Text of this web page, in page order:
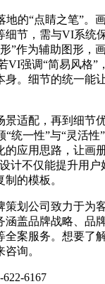
的“点睛之笔”。画
细节，需与VI系统
”作为辅助图形，
VI强调“简易风格”
身。细节的统一能
适配，再到细节
统一性”与“灵活性
的应用思路，让画
计不仅能提升用
的模板。
划公司致力于为客
涵盖品牌战略、品
全案服务。想要了
询。
6167